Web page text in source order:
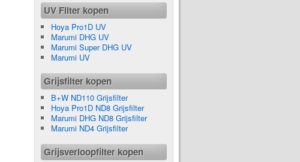
UV Filter kopen
Hoya Pro1D UV
Marumi DHG UV
Marumi Super DHG UV
Marumi UV
Grijsfilter kopen
B+W ND110 Grijsfilter
Hoya Pro1D ND8 Grijsfilter
Marumi DHG ND8 Grijsfilter
Marumi ND4 Grijsfilter
Grijsverloopfilter kopen